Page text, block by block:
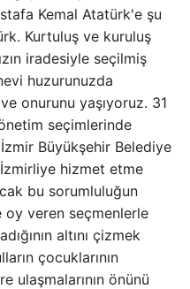
Kemal Atatürk'e şu
Kurtuluş ve kuruluş
iradesiyle seçilmiş
huzurunuzda
onurunu yaşıyoruz. 31
seçimlerinde
Büyükşehir Belediye
hizmet etme
bu sorumluluğun
oy veren seçmenlerle
altını çizmek
çocuklarının
ulaşmalarının önünü